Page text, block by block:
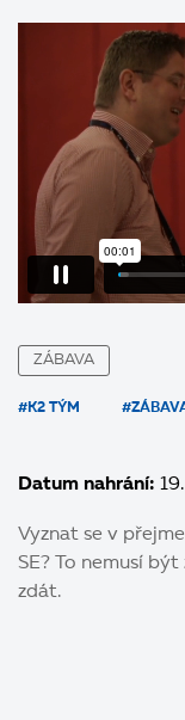
ZÁBAVA
#K2 TÝM
Datum nahrání:
Vyznat se v
SE? To nemusí
zdát.